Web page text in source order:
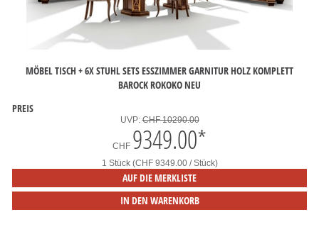
MÖBEL TISCH + 6X STUHL SETS ESSZIMMER GARNITUR HOLZ KOMPLETT
BAROCK ROKOKO NEU
PREIS
UVP:CHF 10290.00
CHF 9349.00*
1 Stück (CHF 9349.00 / Stück)
AUF DIE MERKLISTE
IN DEN WARENKORB